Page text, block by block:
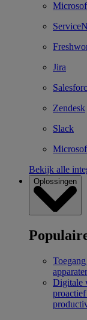
Jira
Zendesk
Slack
Bekijk alle
Oplossingen
Digitale